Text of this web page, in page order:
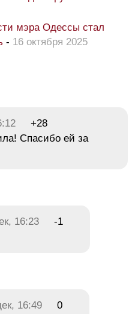
мэра Одессы стал
- 16 октября 2025
+28
Спасибо ей за
16:23
-1
16:49
0